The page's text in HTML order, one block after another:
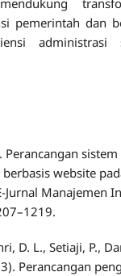
pemerintah dan
administrasi
Perancangan
website
Jurnal Manajemen
D. L., Setiaji, P.,
Perancangan